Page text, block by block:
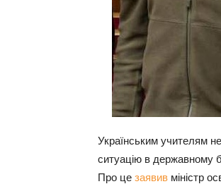
Українським учителям
ситуацію в державному
Про це заявив міністр